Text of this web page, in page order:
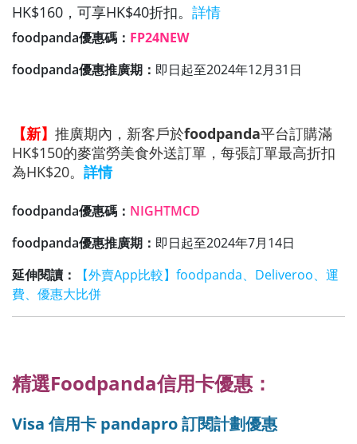
HK$160，可享HK$40折扣。 詳情
foodpanda優惠碼： FP24NEW
foodpanda優惠推廣期： 即日起至2024年12月31日
【新】 推廣期內，新客戶於foodpanda平台訂購滿
HK$150的麥當勞美食外送訂單，每張訂單最高折扣
為HK$20。 詳情
foodpanda優惠碼： NIGHTMCD
foodpanda優惠推廣期： 即日起至2024年7月14日
延伸閱讀：
【外賣App比較】foodpanda、Deliveroo、運
費、優惠大比併
精選Foodpanda信用卡優惠：
Visa信用卡 pandapro 訂閱計劃優惠